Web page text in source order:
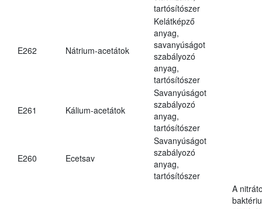
tartósítószer
E262 Nátrium-acetátok
Kelátképző
anyag,
savanyúságot
szabályozó
anyag,
tartósítószer
E261 Kálium-acetátok
Savanyúságot
szabályozó
anyag,
tartósítószer
E260 Ecetsav
Savanyúságot
szabályozó
anyag,
tartósítószer
A